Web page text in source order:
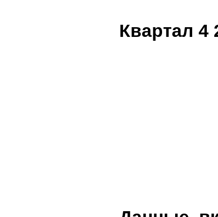
Квартал